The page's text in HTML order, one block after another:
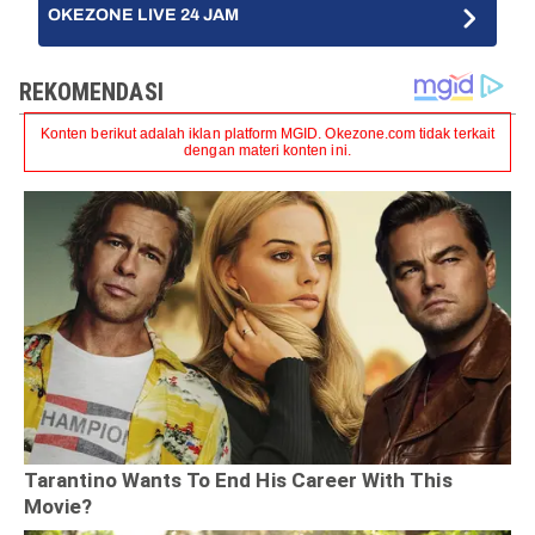
OKEZONE LIVE 24 JAM